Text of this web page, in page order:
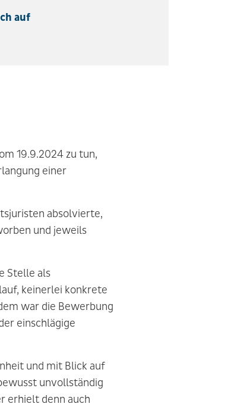
auf
19.9.2024 zu tun,
einer
absolvierte,
und jeweils
Stelle als
keinerlei konkrete
war die Bewerbung
einschlägige
und mit Blick auf
unvollständig
erhielt denn auch